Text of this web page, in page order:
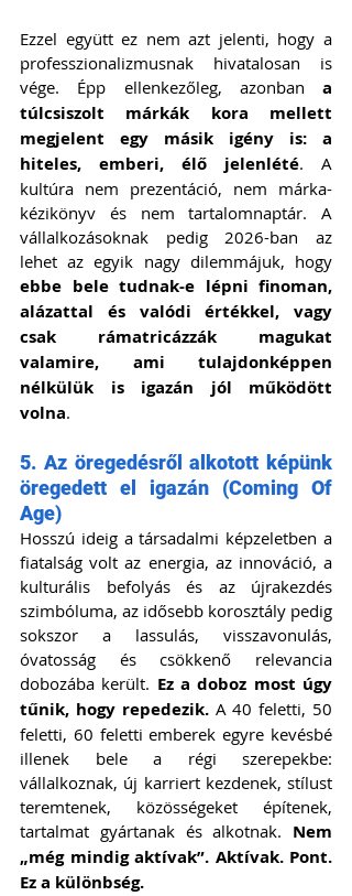
Ezzel együtt ez nem azt jelenti, hogy a
professzionalizmusnak hivatalosan is
vége. Épp ellenkezőleg, azonban a
túlcsiszolt márkák kora mellett
megjelent egy másik igény is: a
hiteles, emberi, élő jelenlété. A
kultúra nem prezentáció, nem márka-
kézikönyv és nem tartalomnaptár. A
vállalkozásoknak pedig 2026-ban az
ebbe bele tudnak-e lépni finoman,
alázattal és valódi értékkel, vagy
csak rámatricázzák magukat
valamire, ami tulajdonképpen
nélkülük is igazán jól működött
volna.
5. Az öregedésről alkotott képünk
öregedett el igazán (Coming Of
Age)
Hosszú ideig a társadalmi képzeletben a
fiatalság volt az energia, az innováció, a
kulturális befolyás és az újrakezdés
szimbóluma, az idősebb korosztály pedig
sokszor a lassulás, visszavonulás,
óvatosság és csökkenő relevancia
dobozába került. Ez a doboz most úgy
tűnik, hogy repedezik. A 40 feletti, 50
feletti, 60 feletti emberek egyre kevésbé
illenek bele a régi szerepekbe:
vállalkoznak, új karriert kezdenek, stílust
teremtenek, közösségeket építenek,
tartalmat gyártanak és alkotnak. Nem
„még mindig aktívak”. Aktívak. Pont.
Ez a különbség.